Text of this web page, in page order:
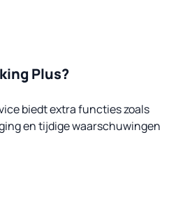
Plus?
biedt extra functies zoals
en tijdige waarschuwingen